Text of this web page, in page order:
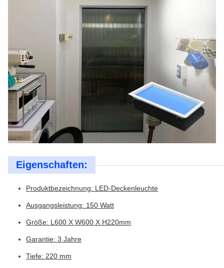
Eigenschaften:
Produktbezeichnung: LED-Deckenleuchte
Ausgangsleistung: 150 Watt
Größe: L600 X W600 X H220mm
Garantie: 3 Jahre
Tiefe: 220 mm